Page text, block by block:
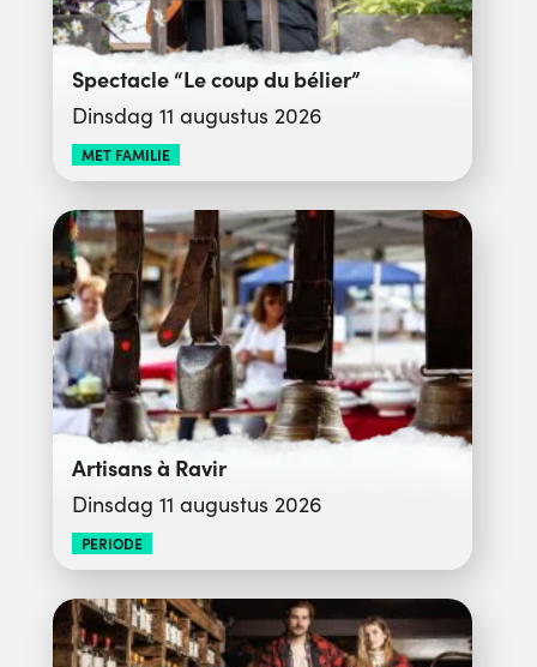
Spectacle “Le coup du bélier”
Dinsdag 11 augustus 2026
MET FAMILIE
Artisans à Ravir
Dinsdag 11 augustus 2026
PERIODE